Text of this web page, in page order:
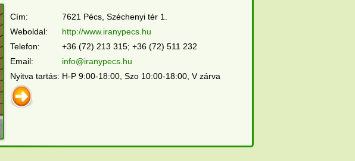
Cím:
7621 Pécs, Széchenyi tér 1.
Weboldal:
http://www.iranypecs.hu
Telefon:
+36 (72) 213 315; +36 (72) 511 232
Email:
info@iranypecs.hu
Nyitva tartás: H-P 9:00-18:00, Szo 10:00-18:00, V zárva